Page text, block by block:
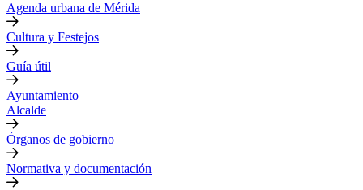
Agenda urbana de Mérida
Cultura y Festejos
Guía útil
Ayuntamiento
Alcalde
Órganos de gobierno
Normativa y documentación